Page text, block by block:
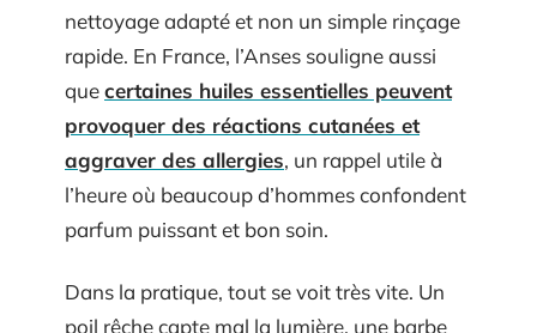
nettoyage adapté et non un simple rinçage
rapide. En France, l’Anses souligne aussi
quecertaines huiles essentielles peuvent
provoquer des réactions cutanées et
aggraver des allergies, un rappel utile à
l’heure où beaucoup d’hommes confondent
parfum puissant et bon soin.
Dans la pratique, tout se voit très vite. Un
poil rêche capte mal la lumière, une barbe